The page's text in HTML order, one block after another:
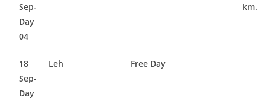
Sep-
Day
04
km.
18
Sep-
Day
Leh Free Day